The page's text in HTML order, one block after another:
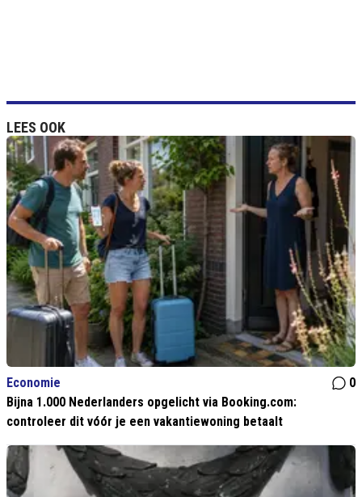
LEES OOK
Economie
0
Bijna 1.000 Nederlanders opgelicht via Booking.com:
controleer dit vóór je een vakantiewoning betaalt